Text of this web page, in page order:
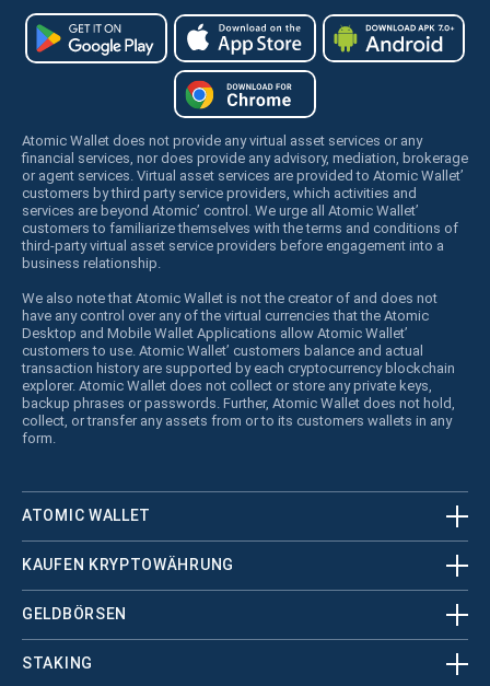
Atomic Wallet does not provide any virtual asset services or any
financial services, nor does provide any advisory, mediation, brokerage
or agent services. Virtual asset services are provided to Atomic Wallet’
customers by third party service providers, which activities and
services are beyond Atomic’ control. We urge all Atomic Wallet’
customers to familiarize themselves with the terms and conditions of
third-party virtual asset service providers before engagement into a
business relationship.
We also note that Atomic Wallet is not the creator of and does not
have any control over any of the virtual currencies that the Atomic
Desktop and Mobile Wallet Applications allow Atomic Wallet’
customers to use. Atomic Wallet’ customers balance and actual
transaction history are supported by each cryptocurrency blockchain
explorer. Atomic Wallet does not collect or store any private keys,
backup phrases or passwords. Further, Atomic Wallet does not hold,
collect, or transfer any assets from or to its customers wallets in any
form.
ATOMIC WALLET
KAUFEN KRYPTOWÄHRUNG
GELDBÖRSEN
STAKING